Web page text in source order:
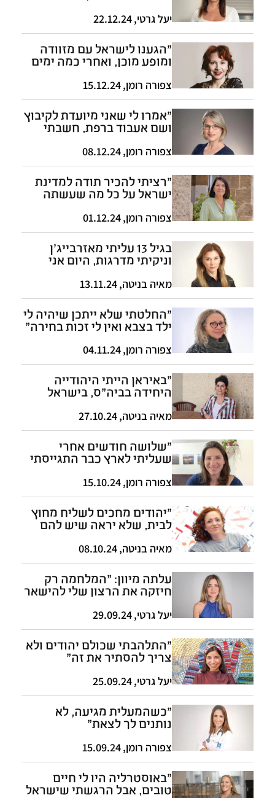
יעל גרטי,
22.12.24
"הגענו לישראל עם מזוודה
ומופע מוכן, ואחרי כמה ימים
צפורה רומן,
15.12.24
"אמרו לי שאני מיועדת לקיבוץ
ושם אעבוד ברפת, חשבתי
צפורה רומן,
08.12.24
"רציתי להכיר תודה למדינת
ישראל על כל מה שעשתה
צפורה רומן,
01.12.24
בגיל 13 עליתי מאזרבייג'ן
וניקיתי מדרגות, היום אני
סמנכ"לית
מאיה בניטה,
13.11.24
"החלטתי שלא ייתכן שיהיה לי
ילד בצבא ואין לי זכות בחירה"
צפורה רומן,
04.11.24
"באיראן הייתי היהודייה
היחידה בביה"ס, בישראל
בכיתה"
מאיה בניטה,
27.10.24
"שלושה חודשים אחרי
שעליתי לארץ כבר התגייסתי
צפורה רומן,
15.10.24
"יהודים מחכים לשליח מחוץ
לבית, שלא יראה שיש להם
מאיה בניטה,
08.10.24
עלתה מיוון: "המלחמה רק
חיזקה את הרצון שלי להישאר
יעל גרטי,
29.09.24
"התלהבתי שכולם יהודים ולא
צריך להסתיר את זה"
יעל גרטי,
25.09.24
"כשהמעלית מגיעה, לא
נותנים לך לצאת"
צפורה רומן,
15.09.24
"באוסטרליה היו לי חיים
טובים, אבל הרגשתי שישראל